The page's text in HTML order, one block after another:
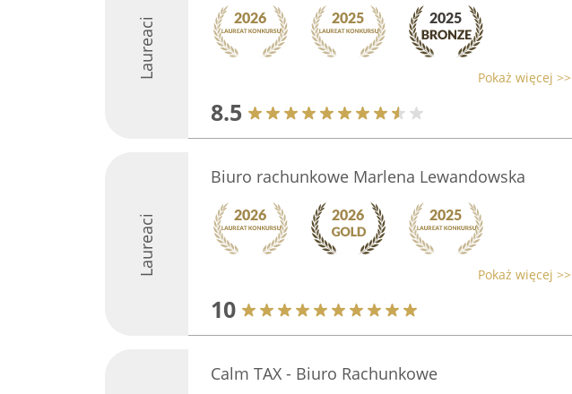
Laureaci Pokaż więcej >>
8.5
Laureaci
Biuro rachunkowe Marlena Lewandowska
Pokaż więcej >>
10
Calm TAX - Biuro Rachunkowe